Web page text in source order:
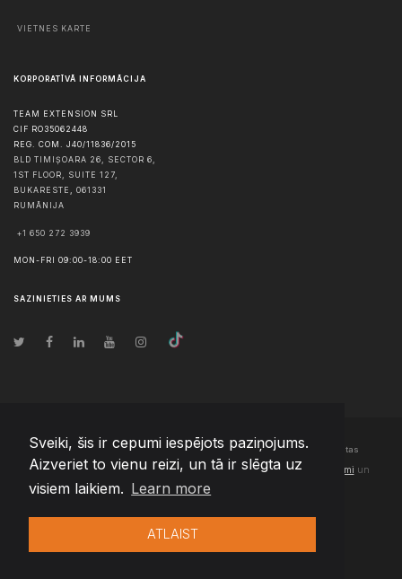
Sveiki, šis ir cepumi iespējots paziņojums.
Aizveriet to vienu reizi, un tā ir slēgta uz
visiem laikiem. Learn more
ATLAIST
VIETNES KARTE
KORPORATĪVĀ INFORMĀCIJA
TEAM EXTENSION SRL
CIF RO35062448
REG. COM. J40/11836/2015
BLD TIMIȘOARA 26, SECTOR 6,
1ST FLOOR, SUITE 127,
BUKARESTE , 061331
RUMĀNIJA
+1 650 272 3939
MON-FRI 09:00-18:00 EET
SAZINIETIES AR MUMS
© Autortiesības2026 Team Extension Latvia- Visas tiesības aizsargātas
Changelog● Izmantojot šo vietni, jūs piekrītat mūsuLietošanas noteikumi un
Privātuma politika